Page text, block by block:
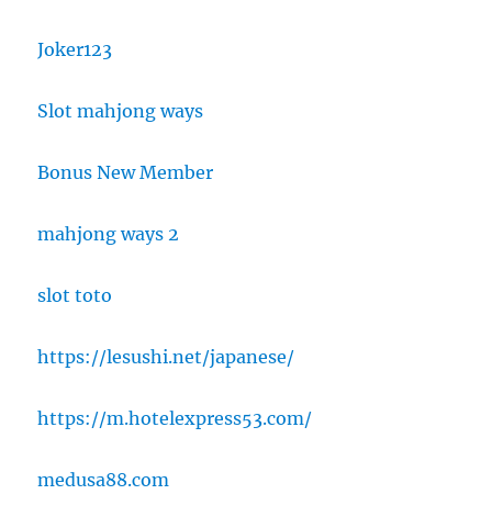
Joker123
Slot mahjong ways
Bonus New Member
mahjong ways 2
slot toto
https://lesushi.net/japanese/
https://m.hotelexpress53.com/
medusa88.com